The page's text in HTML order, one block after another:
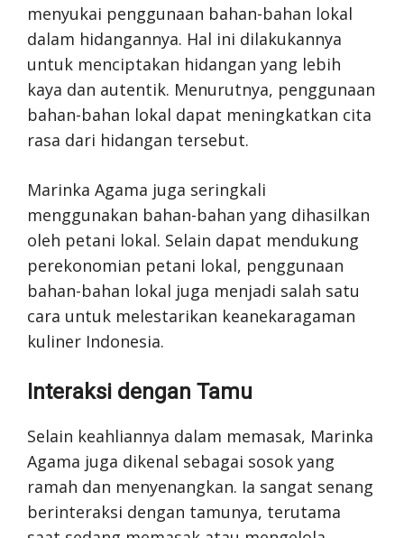
menyukai penggunaan bahan-bahan lokal
dalam hidangannya. Hal ini dilakukannya
untuk menciptakan hidangan yang lebih
kaya dan autentik. Menurutnya, penggunaan
bahan-bahan lokal dapat meningkatkan cita
rasa dari hidangan tersebut.
Marinka Agama juga seringkali
menggunakan bahan-bahan yang dihasilkan
oleh petani lokal. Selain dapat mendukung
perekonomian petani lokal, penggunaan
bahan-bahan lokal juga menjadi salah satu
cara untuk melestarikan keanekaragaman
kuliner Indonesia.
Interaksi dengan Tamu
Selain keahliannya dalam memasak, Marinka
Agama juga dikenal sebagai sosok yang
ramah dan menyenangkan. Ia sangat senang
berinteraksi dengan tamunya, terutama